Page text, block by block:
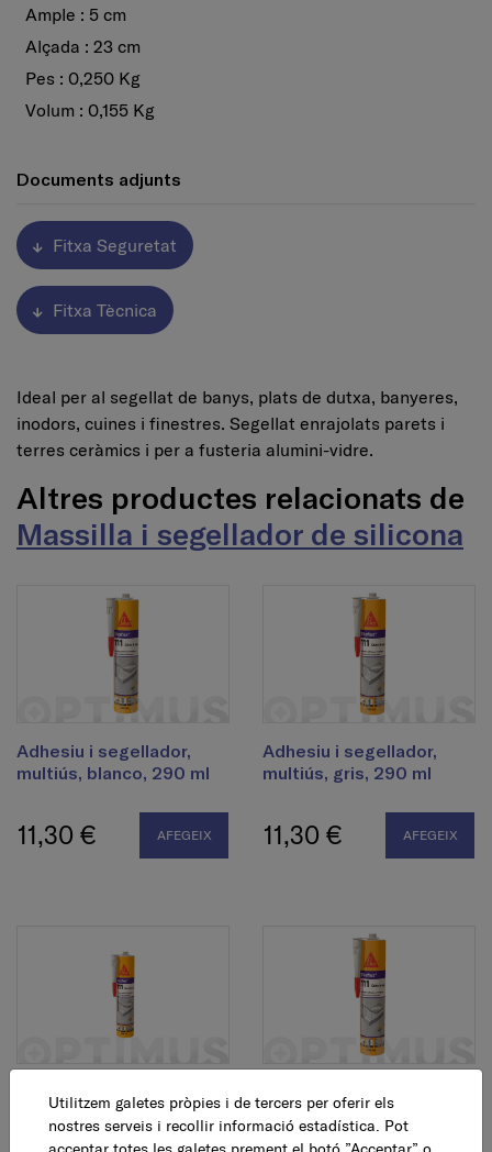
Ample : 5 cm
Alçada : 23 cm
Pes : 0,250 Kg
Volum : 0,155 Kg
Ideal per al segellat de banys, plats de dutxa, banyeres,
inodors, cuines i finestres. Segellat enrajolats parets i
terres ceràmics i per a fusteria alumini-vidre.
Documents adjunts
Fitxa Seguretat
Fitxa Tècnica
Altres productes relacionats de
Massilla i segellador de silicona
Adhesiu i segellador,
multiús, blanco, 290 ml
11,30 € AFEGEIX
Adhesiu i segellador,
multiús, gris, 290 ml
11,30 € AFEGEIX
multiús, marró, 290 ml
multiús, negre, 290 ml
Utilitzem galetes pròpies i de tercers per oferir els
nostres serveis i recollir informació estadística. Pot